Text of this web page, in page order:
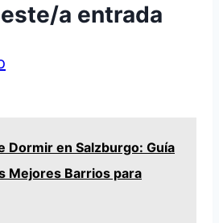
a entrada
Dormir en Salzburgo: Guía
Mejores Barrios para